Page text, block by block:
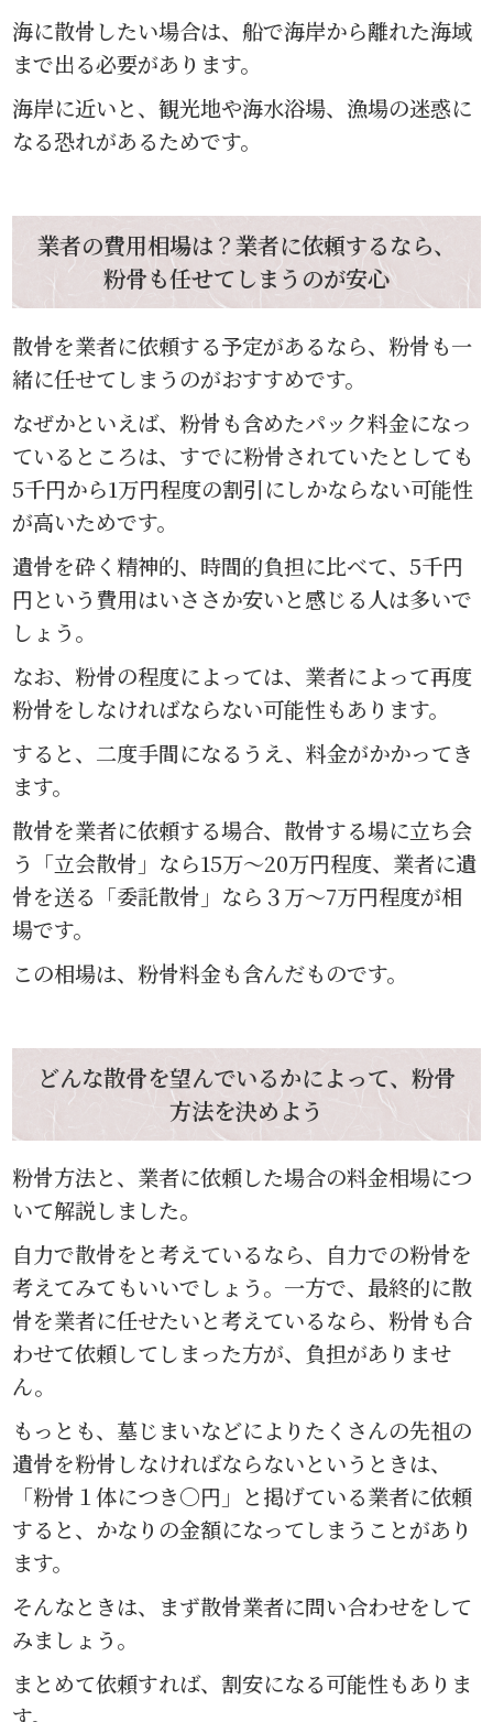
海に散骨したい場合は、船で海岸から離れた海域
まで出る必要があります。
海岸に近いと、観光地や海水浴場、漁場の迷惑に
なる恐れがあるためです。
業者の費用相場は？業者に依頼するなら、
粉骨も任せてしまうのが安心
散骨を業者に依頼する予定があるなら、粉骨も一
緒に任せてしまうのがおすすめです。
なぜかといえば、粉骨も含めたパック料金になっ
ているところは、すでに粉骨されていたとしても
5千円から1万円程度の割引にしかならない可能性
が高いためです。
遺骨を砕く精神的、時間的負担に比べて、5千円
円という費用はいささか安いと感じる人は多いで
しょう。
なお、粉骨の程度によっては、業者によって再度
粉骨をしなければならない可能性もあります。
すると、二度手間になるうえ、料金がかかってき
ます。
散骨を業者に依頼する場合、散骨する場に立ち会
う「立会散骨」なら15万～20万円程度、業者に遺
骨を送る「委託散骨」なら３万～7万円程度が相
場です。
この相場は、粉骨料金も含んだものです。
どんな散骨を望んでいるかによって、粉骨
方法を決めよう
粉骨方法と、業者に依頼した場合の料金相場につ
いて解説しました。
自力で散骨をと考えているなら、自力での粉骨を
考えてみてもいいでしょう。一方で、最終的に散
骨を業者に任せたいと考えているなら、粉骨も合
わせて依頼してしまった方が、負担がありませ
ん。
もっとも、墓じまいなどによりたくさんの先祖の
遺骨を粉骨しなければならないというときは、
「粉骨１体につき〇円」と掲げている業者に依頼
すると、かなりの金額になってしまうことがあり
ます。
そんなときは、まず散骨業者に問い合わせをして
みましょう。
まとめて依頼すれば、割安になる可能性もありま